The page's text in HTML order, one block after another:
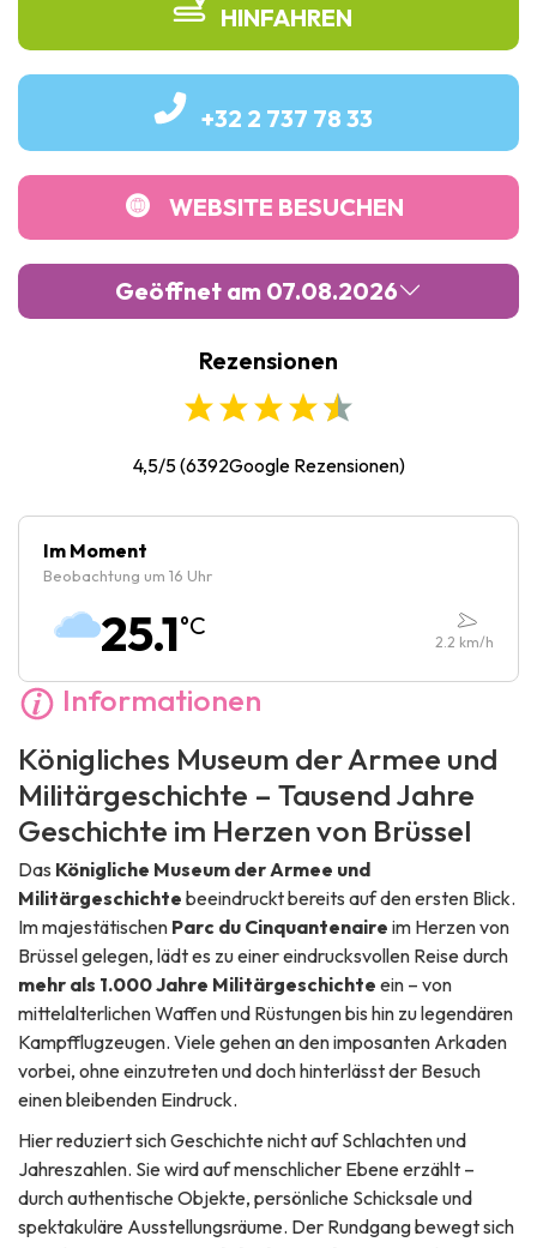
HINFAHREN
+32 2 737 78 33
WEBSITE BESUCHEN
Geöffnet am 07.08.2026
Geschlossen
09:00-17:00
Freitag :09:00
Samstag :
Sonntag :09:00 -17:00
Rezensionen
4,5/5(6392Google Rezensionen)
Im Moment
Beobachtung um 16 Uhr
25.1°C
2.2 km/h
Informationen
Königliches Museum der Armee und
Militärgeschichte – Tausend Jahre
Geschichte im Herzen von Brüssel
Das Königliche Museum der Armee und
Militärgeschichte beeindruckt bereits auf den ersten Blick.
Im majestätischen Parc du Cinquantenaire im Herzen von
Brüssel gelegen, lädt es zu einer eindrucksvollen Reise durch
mehr als 1.000 Jahre Militärgeschichte ein – von
mittelalterlichen Waffen und Rüstungen bis hin zu legendären
Kampfflugzeugen. Viele gehen an den imposanten Arkaden
vorbei, ohne einzutreten und doch hinterlässt der Besuch
einen bleibenden Eindruck.
Hier reduziert sich Geschichte nicht auf Schlachten und
Jahreszahlen. Sie wird auf menschlicher Ebene erzählt –
durch authentische Objekte, persönliche Schicksale und
spektakuläre Ausstellungsräume. Der Rundgang bewegt sich